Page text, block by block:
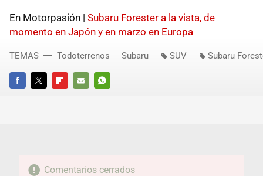
En Motorpasión | Subaru Forester a la vista, de
momento en Japón y en marzo en Europa
FACEBOOKTWITTERFLIPBOARD
E-
WHATSAPP
TEMAS Todoterrenos Subaru SUV Subaru
Comentarios cerrados